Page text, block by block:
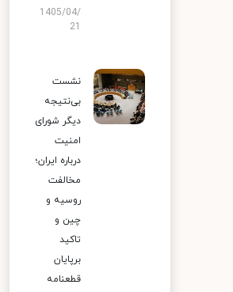
1405/04/
نشست
بی‌نتیجه
دیگر شورای
امنیت
درباره ایران؛
مخالفت
روسیه و
چین و
تاکید
برپایان
قطعنامه